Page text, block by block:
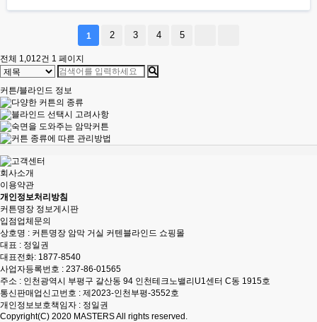
1 2 3 4 5
전체 1,012건 1 페이지
커튼/블라인드 정보
회사소개
이용약관
개인정보처리방침
커튼명장 정보게시판
입점업체문의
상호명 : 커튼명장 암막 거실 커텐블라인드 쇼핑몰
대표 : 정일권
대표전화: 1877-8540
사업자등록번호 : 237-86-01565
주소 : 인천광역시 부평구 갈산동 94 인천테크노밸리U1센터 C동 1915호
통신판매업신고번호 : 제2023-인천부평-3552호
개인정보보호책임자 : 정일권
Copyright(C) 2020 MASTERSAll rights reserved.